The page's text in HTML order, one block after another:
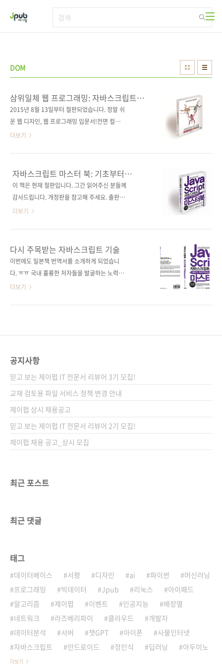
DOM
삼위일체 웹 프로그래밍: 자바스크립트,
jQuery, Node.js
2015년 8월 13일부터 절판되었습니다. 정말 쉬
운 웹 디자인, 웹 프로그래밍 입문서!전면 컬러
편집! 출판사 제이펍저자명 오정원, 김육섭, 장희
정 가 30,000원ISBN 978-89-94506-80-7
(93000)키워드 JavaScript, 제이쿼리, BOM,
DOM, Ajax, 데이터베이스, MySQL, Express분
독자 Q&A 카페 및 메일 ☞ 자바스크립트 지원
까페: http://cafe.naver.com/comstudy21
jQuery 저자 장희정 메일: 8253jang골뱅이..
더보기
자바스크립트 마스터 북: 기초부터
Ajax/jQuery까지
이 책은 현재 절판입니다. 그간 읽어주신 분들께
감사드립니다. 개정판을 참고해 주세요. 출판사
제이펍 원출판사 기술평론사(技術評論社) 원서
(Yoshihiro Yamada) 역자명 정인식 출판일
2011년 11월 25일 페이지 492쪽 판 형 4*6배
판 변형(188*245) 반양장(Soft Cover) 정 가
호: 13560 분 야 웹 프로그래밍 / 자바스크립트
키워드 JavaScript / 웹브라우저 / jQuery /
더보기
다시 주목받는 자바스크립트 기술
이번에도 일본책 번역서를 소개하게 되었습니
다. ㅠㅠ 국내 훌륭한 저자들을 발굴하는 노력을
좀더 해야 하는데.. 조금 더 시간적 여유가 생기
타이틀은 [자바스크립트 본격 입문]으로 되어 있
스크립트 마스터 북: 기초부터 Ajax/jQuery까
지]으로 정하였습니다. 자바스크립트의 기본적
인 문법에서부터 Ajax, jQuery까지 그리고 대규
모 개발에 필요한 기술들도 다루고 있으며, 입문
자에서부터 실무에 곧바로 응용할 수 있는 내용
들로 인해 현업..
더보기
공지사항
믿고 보는 제이펍 IT 전문서 리뷰어 3기 모집!
교재 검토용 파일 서비스 정책 변경 안내
제이펍 상시 채용공고
믿고 보는 제이펍 IT 전문서 리뷰어 2기 모집!
제이펍 채용 공고_상시 모집
최근 포스트
최근 댓글
태그
데이터베이스 서평 디자인 ai 파이썬
머신러닝
프로그래밍
빅데이터 Jpub 리눅스
아이패드
알고리즘
제이펍 이벤트 인공지능
배장열
네트워크
라즈베리파이 클라우드
개발자
데이터분석
서버 챗GPT 아이폰
사물인터넷
자바스크립트
안드로이드 정인식 딥러닝 아두이노
더보기